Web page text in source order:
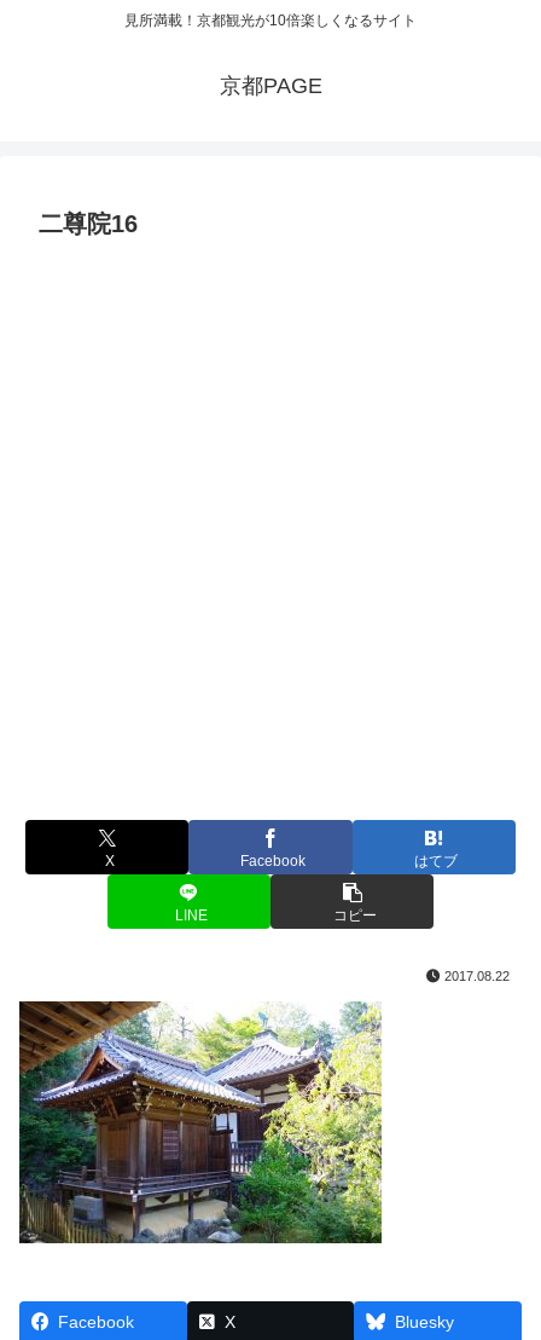
見所満載！京都観光が10倍楽しくなるサイト
京都PAGE
二尊院16
X Facebook はてブ
LINE コピー
2017.08.22
Facebook X Bluesky